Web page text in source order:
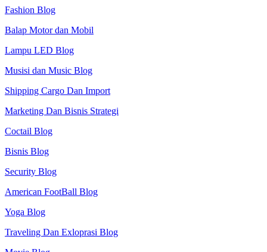
Fashion Blog
Balap Motor dan Mobil
Lampu LED Blog
Musisi dan Music Blog
Shipping Cargo Dan Import
Marketing Dan Bisnis Strategi
Coctail Blog
Bisnis Blog
Security Blog
American FootBall Blog
Yoga Blog
Traveling Dan Exloprasi Blog